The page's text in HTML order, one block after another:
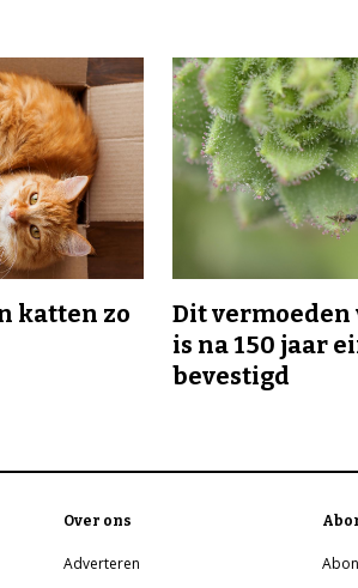
katten zo
Dit vermoeden
is na 150 jaar
bevestigd
Over ons
Adverteren